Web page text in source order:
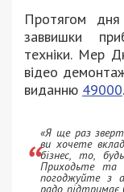
Протягом дня
заввишки
техніки. Мер
відео
виданню 49000.
«Я ще раз
ви хочете
бізнес, то,
Приходьте та
погоджуйте з
радо підтримає